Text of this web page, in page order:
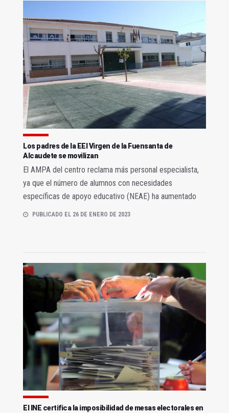
Los padres de la EEI Virgen de la Fuensanta de
Alcaudete se movilizan
El AMPA del centro reclama más personal especialista,
ya que el número de alumnos con necesidades
específicas de apoyo educativo (NEAE) ha aumentado
PUBLICADO EL 26 DE ENERO DE 2023
El INE certifica la imposibilidad de mesas electorales en